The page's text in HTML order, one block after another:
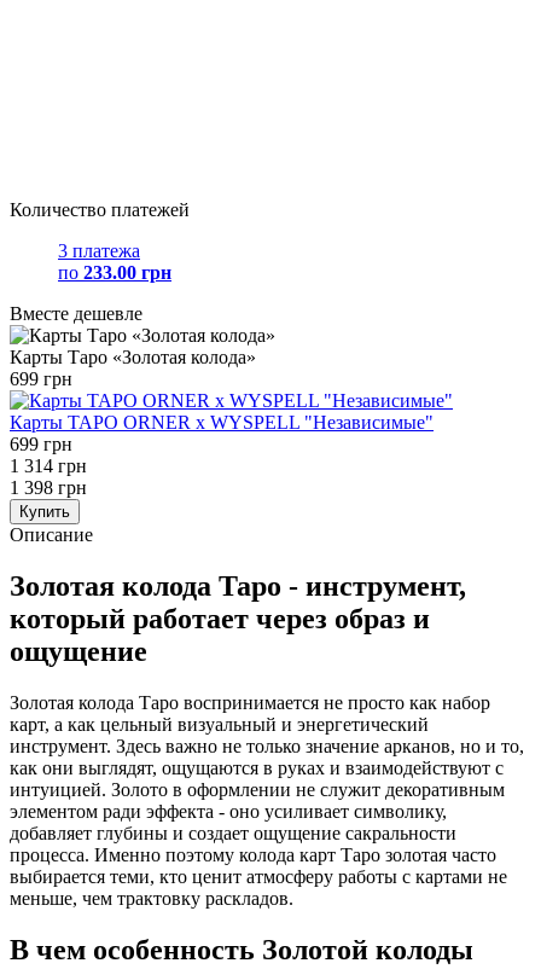
Количество платежей
3 платежа
по 233.00 грн
Вместе дешевле
Карты Таро «Золотая колода»
699 грн
Карты ТАРО ORNER x WYSPELL "Независимые"
699 грн
1 314 грн
1 398 грн
Купить
Описание
Золотая колода Таро - инструмент,
который работает через образ и
ощущение
Золотая колода Таро воспринимается не просто как набор
карт, а как цельный визуальный и энергетический
инструмент. Здесь важно не только значение арканов, но и то,
как они выглядят, ощущаются в руках и взаимодействуют с
интуицией. Золото в оформлении не служит декоративным
элементом ради эффекта - оно усиливает символику,
добавляет глубины и создает ощущение сакральности
процесса. Именно поэтому колода карт Таро золотая часто
выбирается теми, кто ценит атмосферу работы с картами не
меньше, чем трактовку раскладов.
В чем особенность Золотой колоды